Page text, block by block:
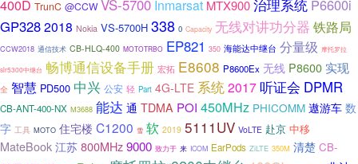
400D TrunC @CCW VS-5700 Inmarsat MTX900治理系统 P6600i
GP3282018 Nokia VS-5700H 338 0 Capacity 无线对讲功分器 铁路局
CCW2018 通信技术 CB-HLQ-400 MOTOTRBO EP821 350 海能达中继台 分量级 摩托罗拉
slr5300中继台 畅博通信设备手册 宏拓 E8608 P8600Ex 无线 P8600 实现
全 智慧 PD500 中兴 公安 轻 Part 4G-LTE 系统2017听证会 DPMR
CB-ANT-400-NX M3688 能达 通 TDMA POI 450MHz PHICOMM 遨游车 数
字 工具 MOTO 住宅楼 C1200 雪 软 2019 5111UV VoLTE 赴京 中移
MateBook 江苏 800MHz9000 致力于 来 ICOM EarPods ZiLTE 350M 清楚 CB-